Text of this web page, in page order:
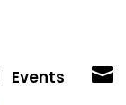
Events 